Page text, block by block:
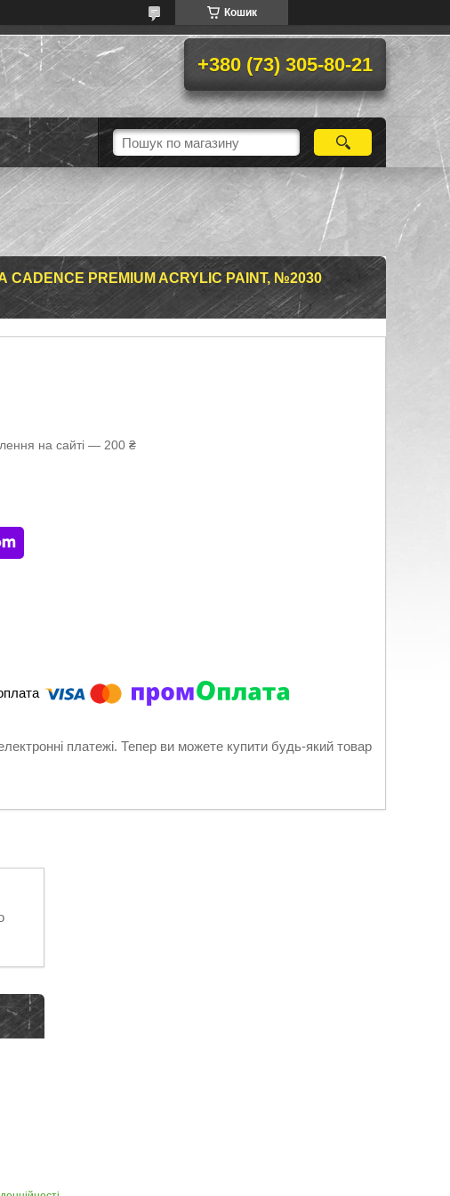
Кошик
+380 (73) 305-80-21
PREMIUM ACRYLIC PAINT, №2030
на сайті — 200 ₴
платежі. Тепер ви можете купити будь-який товар